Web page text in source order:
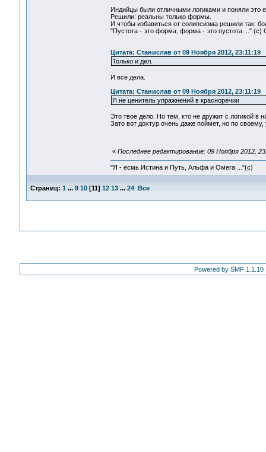
Индийцы были отличными логиками и поняли это
Решили: реальны только формы.
И чтобы избавиться от солипсизма решили так:
"Пустота - это форма, форма - это пустота ..." (с)
Цитата: Станислав от 09 Ноября 2012, 23:11:19
Только и дел.
И все дела.
Цитата: Станислав от 09 Ноября 2012, 23:11:19
Я не ценитель упражнений в красноречии
Это твое дело. Но тем, кто не дружит с логикой в
Зато вот дохтур очень даже поймет, но по
« Последнее редактирование: 09 Ноября 2012,
"Я - есмь Истина и Путь, Альфа и Омега ..."(с)
Страниц: 1 ... 9 10[11] 12 13 ... 24 Все
Powered by SMF 1.1.10